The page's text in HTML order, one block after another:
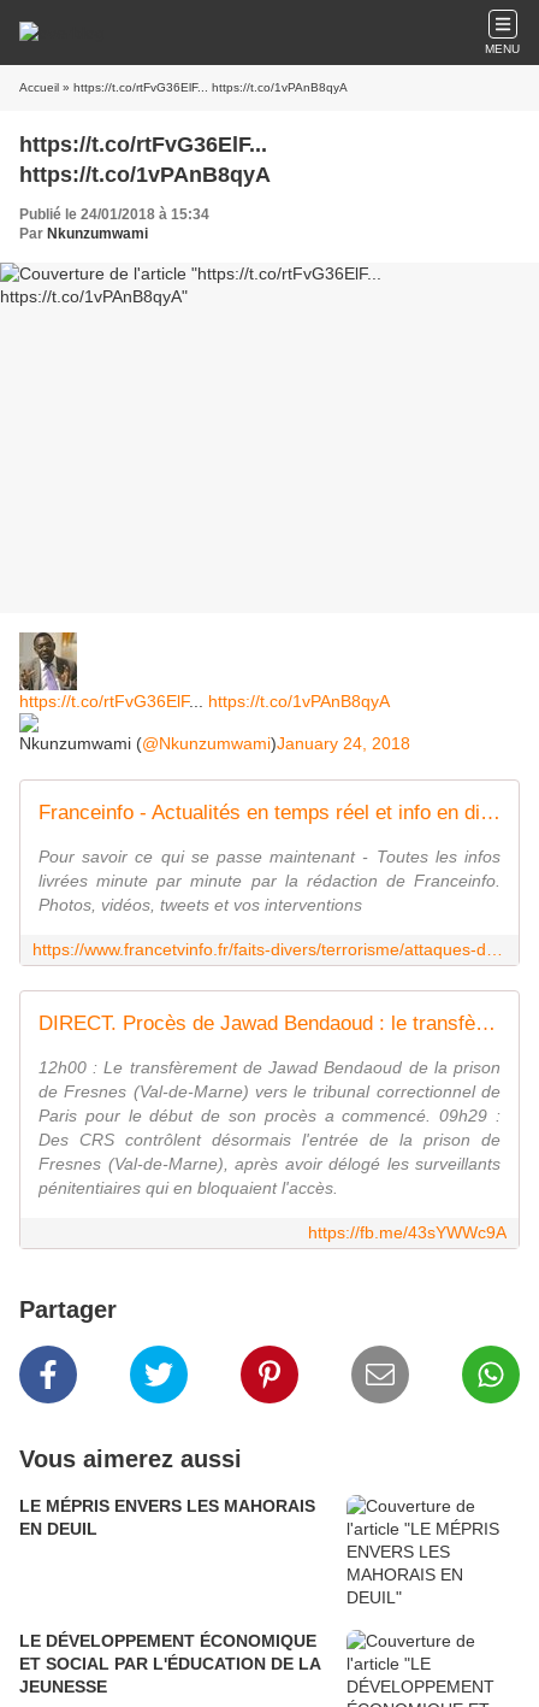
MENU
Accueil » https://t.co/rtFvG36ElF... https://t.co/1vPAnB8qyA
https://t.co/rtFvG36ElF...
https://t.co/1vPAnB8qyA
Publié le 24/01/2018 à 15:34
Par Nkunzumwami
https://t.co/rtFvG36ElF... https://t.co/1vPAnB8qyA
Nkunzumwami (@Nkunzumwami)January 24, 2018
Franceinfo - Actualités en temps réel et info en direct
Pour savoir ce qui se passe maintenant - Toutes les infos
livrées minute par minute par la rédaction de Franceinfo.
Photos, vidéos, tweets et vos interventions
DIRECT. Procès de Jawad Bendaoud : le transfèrement du "logeur" de jihadistes du 13-Novembre est en cours, avant la première audience
12h00 : Le transfèrement de Jawad Bendaoud de la prison
de Fresnes (Val-de-Marne) vers le tribunal correctionnel de
Paris pour le début de son procès a commencé. 09h29 :
Des CRS contrôlent désormais l'entrée de la prison de
Fresnes (Val-de-Marne), après avoir délogé les surveillants
pénitentiaires qui en bloquaient l'accès.
https://fb.me/43sYWWc9A
Partager
Vous aimerez aussi
LE MÉPRIS ENVERS LES MAHORAIS
EN DEUIL
LE DÉVELOPPEMENT ÉCONOMIQUE
ET SOCIAL PAR L'ÉDUCATION DE LA
JEUNESSE